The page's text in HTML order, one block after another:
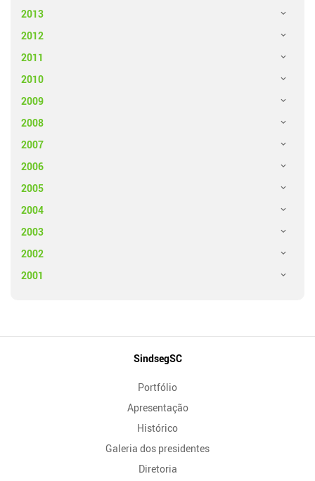
2013
2012
2011
2010
2009
2008
2007
2006
2005
2004
2003
2002
2001
SindsegSC
Portfólio
Apresentação
Histórico
Galeria dos presidentes
Diretoria